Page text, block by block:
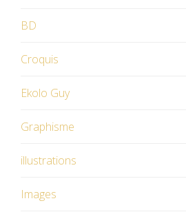
BD
Croquis
Ekolo Guy
Graphisme
illustrations
Images